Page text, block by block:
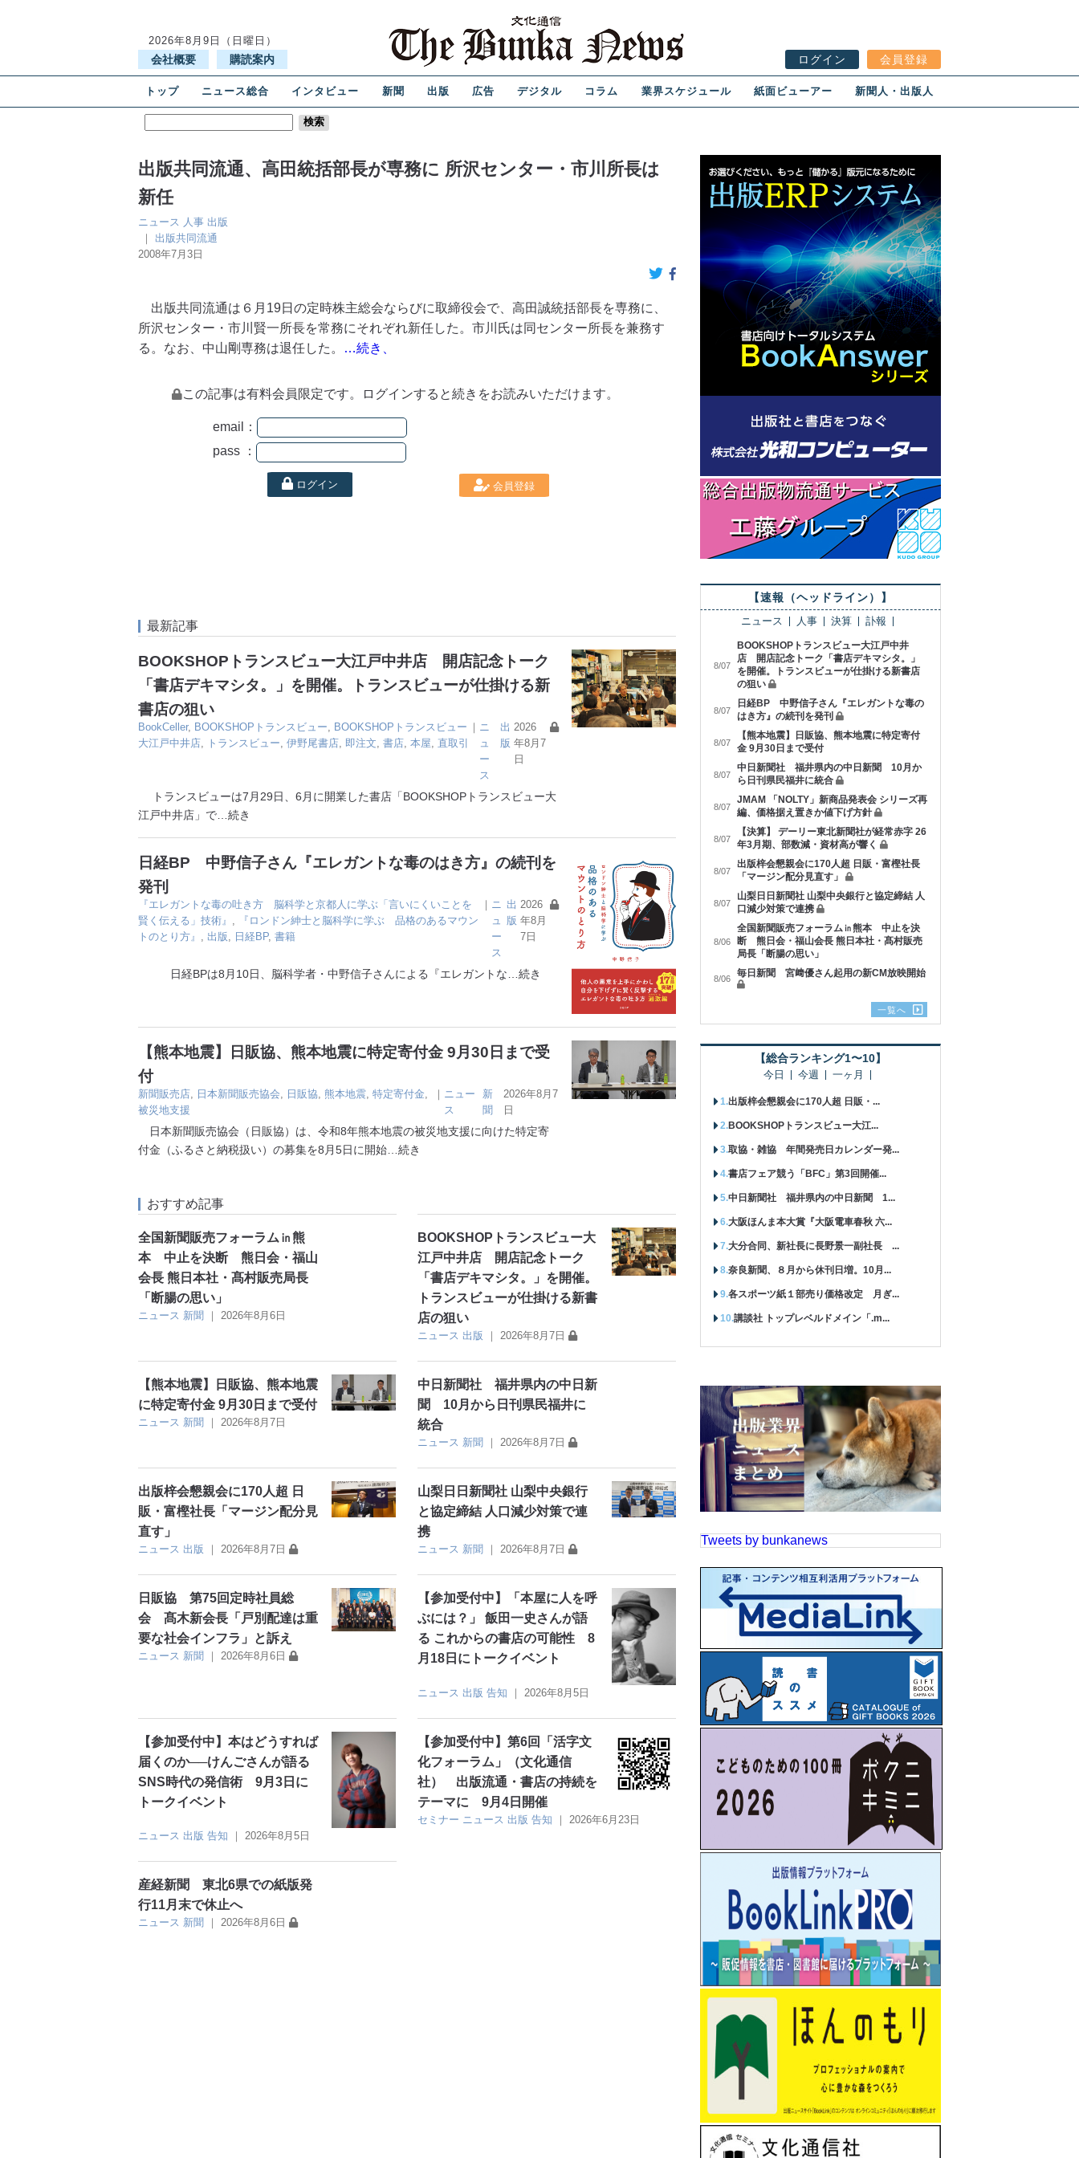
2026年8月9日（日曜日）
会社概要 購読案内 ログイン 会員登録
トップ ニュース総合 インタビュー 新聞 出版 広告 デジタル コラム 業界スケジュール 紙面ビューアー 新聞人・出版人
出版共同流通、高田統括部長が専務に 所沢センター・市川所長は
新任
ニュース 人事 出版
｜ 出版共同流通
2008年7月3日
出版共同流通は６月19日の定時株主総会ならびに取締役会で、高田誠統括部長を専務に、
所沢センター・市川賢一所長を常務にそれぞれ新任した。市川氏は同センター所長を兼務す
る。なお、中山剛専務は退任した。
…続き、
この記事は有料会員限定です。ログインすると続きをお読みいただけます。
email：
pass ：
ログイン 会員登録
最新記事
BOOKSHOPトランスビュー大江戸中井店 開店記念トーク
「書店デキマシタ。」を開催。トランスビューが仕掛ける新
書店の狙い
BookCeller, BOOKSHOPトランスビュー
BOOKSHOPトランスビュー
大江戸中井店
トランスビュー 伊野尾書店 即注文 書店 本屋 直取引
｜ ニ
ュ
ー
ス
出
版
2026
年8月7
日
トランスビューは7月29日、6月に開業した書店「BOOKSHOPトランスビュー大
江戸中井店」で …続き
日経BP 中野信子さん『エレガントな毒のはき方』の続刊を
発刊
『エレガントな毒の吐き方 脳科学と京都人に学ぶ「言いにくいことを
賢く伝える」技術』
『ロンドン紳士と脳科学に学ぶ 品格のあるマウン
トのとり方』
出版 日経BP, 書籍
｜ ニ
ュ
ー
ス
出
版
2026
年8月
7日
日経BPは8月10日、脳科学者・中野信子さんによる『エレガントな …続き
【熊本地震】日販協、熊本地震に特定寄付金 9月30日まで受
付
新聞販売店, 日本新聞販売協会, 日販協, 熊本地震, 特定寄付金,
被災地支援
｜ ニュー
ス
新
聞
2026年8月7
日
日本新聞販売協会（日販協）は、令和8年熊本地震の被災地支援に向けた特定寄
付金（ふるさと納税扱い）の募集を8月5日に開始 …続き
おすすめ記事
全国新聞販売フォーラム㏌熊
本 中止を決断 熊日会・福山
会長 熊日本社・髙村販売局長
「断腸の思い」
ニュース 新聞 ｜ 2026年8月6日
BOOKSHOPトランスビュー大
江戸中井店 開店記念トーク
「書店デキマシタ。」を開催。
トランスビューが仕掛ける新書
店の狙い
ニュース 出版 ｜2026年8月7日
【熊本地震】日販協、熊本地震
に特定寄付金 9月30日まで受付
ニュース 新聞 ｜ 2026年8月7日
中日新聞社 福井県内の中日新
聞 10月から日刊県民福井に
統合
ニュース 新聞 ｜2026年8月7日
出版梓会懇親会に170人超 日
販・富樫社長「マージン配分見
直す」
ニュース 出版 ｜ 2026年8月7日
山梨日日新聞社 山梨中央銀行
と協定締結 人口減少対策で連
携
ニュース 新聞 ｜2026年8月7日
日販協 第75回定時社員総
会 髙木新会長「戸別配達は重
要な社会インフラ」と訴え
ニュース 新聞 ｜ 2026年8月6日
【参加受付中】「本屋に人を呼
ぶには？」 飯田一史さんが語
る これからの書店の可能性 8
月18日にトークイベント
ニュース 出版 告知 ｜ 2026年8月5日
【参加受付中】本はどうすれば
届くのか──けんごさんが語る
SNS時代の発信術 9月3日に
トークイベント
ニュース 出版 告知 ｜ 2026年8月5日
【参加受付中】第6回「活字文
化フォーラム」（文化通信
社） 出版流通・書店の持続を
テーマに 9月4日開催
セミナー ニュース 出版 告知 ｜ 2026年6月23日
産経新聞 東北6県での紙版発
行11月末で休止へ
ニュース 新聞 ｜ 2026年8月6日
【速報（ヘッドライン）】
ニュース 人事 決算 訃報
8/07
BOOKSHOPトランスビュー大江戸中井
店 開店記念トーク「書店デキマシタ。」
を開催。トランスビューが仕掛ける新書店
の狙い
8/07
日経BP 中野信子さん『エレガントな毒の
はき方』の続刊を発刊
8/07
【熊本地震】日販協、熊本地震に特定寄付
金 9月30日まで受付
8/07
中日新聞社 福井県内の中日新聞 10月か
ら日刊県民福井に統合
8/07
JMAM 「NOLTY」新商品発表会 シリーズ再
編、価格据え置きか値下げ方針
8/07
【決算】 デーリー東北新聞社が経常赤字 26
年3月期、部数減・資材高が響く
8/07
出版梓会懇親会に170人超 日販・富樫社長
「マージン配分見直す」
8/07
山梨日日新聞社 山梨中央銀行と協定締結 人
口減少対策で連携
8/06
全国新聞販売フォーラム㏌熊本 中止を決
断 熊日会・福山会長 熊日本社・髙村販売
局長「断腸の思い」
8/06 毎日新聞 宮﨑優さん起用の新CM放映開始
一覧へ
【総合ランキング1〜10】
今日 今週 一ヶ月
出版梓会懇親会に170人超 日販・...
BOOKSHOPトランスビュー大江...
取協・雑協 年間発売日カレンダー発...
書店フェア競う「BFC」第3回開催...
中日新聞社 福井県内の中日新聞 1...
大阪ほんま本大賞『大阪電車春秋 六...
大分合同、新社長に長野景一副社長 ...
奈良新聞、８月から休刊日増。10月...
各スポーツ紙１部売り価格改定 月ぎ...
講談社 トップレベルドメイン「.m...
Tweets by bunkanews